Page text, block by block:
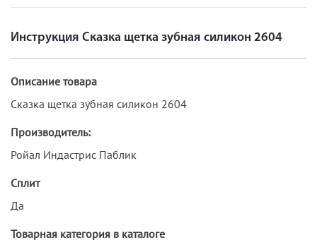
Инструкция Сказка щетка зубная силикон 2604
Описание товара
Сказка щетка зубная силикон 2604
Производитель:
Ройал Индастрис Паблик
Сплит
Да
Товарная категория в каталоге